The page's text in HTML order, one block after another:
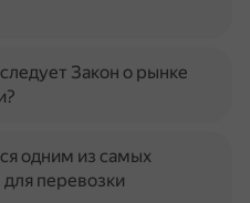
Закон о рынке
одним из самых
перевозки